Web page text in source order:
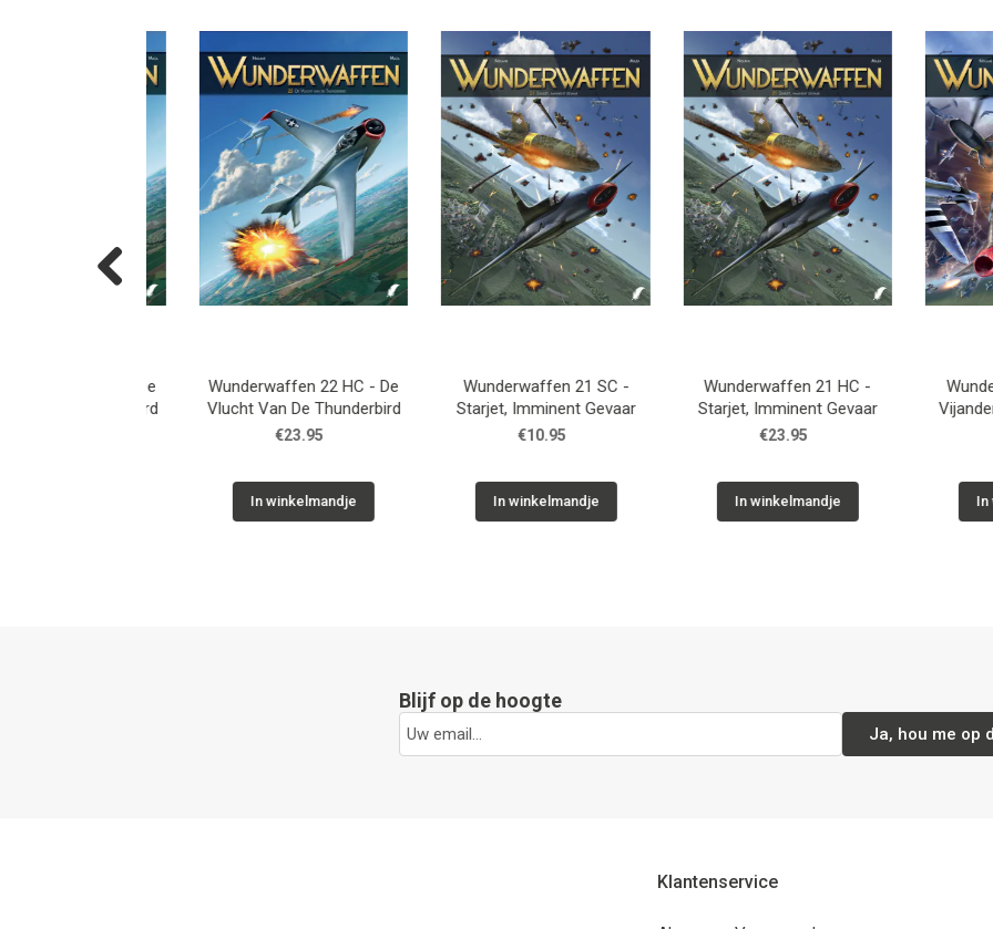
Wunderwaffen 22 HC - De
Vlucht Van De Thunderbird
€23.95
In winkelmandje
Wunderwaffen 21 SC -
Starjet, Imminent Gevaar
€10.95
In winkelmandje
Wunderwaffen 21 HC -
Starjet, Imminent Gevaar
€23.95
In winkelmandje
Vijanden In
In
Previous
Blijf op de hoogte
Ja, hou me op
Klantenservice